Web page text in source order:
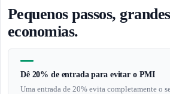
Pequenos passos, grandes
economias.
Dê 20% de entrada para evitar o PMI
Uma entrada de 20% evita completamente o